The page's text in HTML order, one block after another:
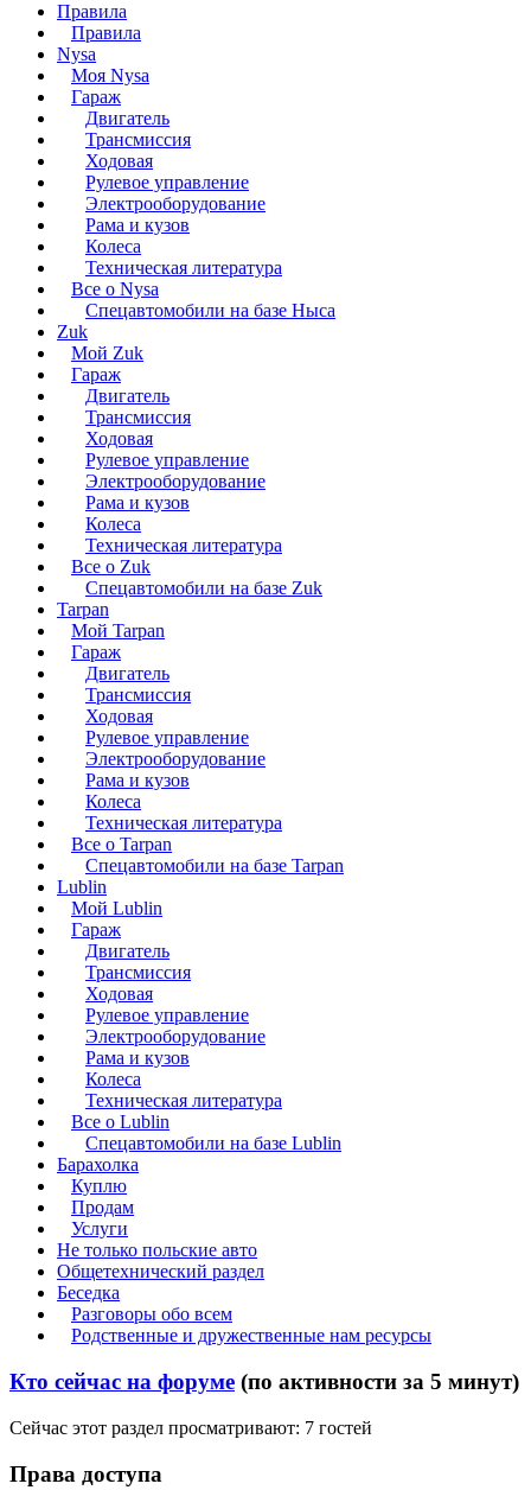
Правила
Правила
Nysa
Моя Nysa
Гараж
Двигатель
Трансмиссия
Ходовая
Рулевое управление
Электрооборудование
Рама и кузов
Колеса
Техническая литература
Все о Nysa
Спецавтомобили на базе Ныса
Zuk
Мой Zuk
Гараж
Двигатель
Трансмиссия
Ходовая
Рулевое управление
Электрооборудование
Рама и кузов
Колеса
Техническая литература
Все о Zuk
Спецавтомобили на базе Zuk
Tarpan
Мой Tarpan
Гараж
Двигатель
Трансмиссия
Ходовая
Рулевое управление
Электрооборудование
Рама и кузов
Колеса
Техническая литература
Все о Tarpan
Спецавтомобили на базе Tarpan
Lublin
Мой Lublin
Гараж
Двигатель
Трансмиссия
Ходовая
Рулевое управление
Электрооборудование
Рама и кузов
Колеса
Техническая литература
Все о Lublin
Спецавтомобили на базе Lublin
Барахолка
Куплю
Продам
Услуги
Не только польские авто
Общетехнический раздел
Беседка
Разговоры обо всем
Родственные и дружественные нам ресурсы
Кто сейчас на форуме (по активности за 5 минут)
Сейчас этот раздел просматривают: 7 гостей
Права доступа